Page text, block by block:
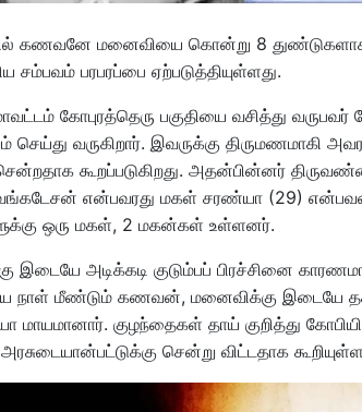
கணவனே மனைவியை கொன்று 8 துண்டுகளாக
சம்பவம் பரபரப்பை ஏற்படுத்தியுள்ளது.
கோபுரத்தெரு பகுதியை வசித்து
வருகிறார். இவருக்கு திருமணமாகி
சென்றதாக கூறப்படுகிறது. அதன்பின்னர்
என்பவரது மகள் சரண்யா (29)
ஒரு மகள், 2 மகன்கள் உள்ளனர்.
அடிக்கடி குடும்பப் பிரச்சினை
நாள் மீண்டும் கணவன், மனைவிக்கு இடையே
குழந்தைகள் தாய் குறித்து
சென்று விட்டதாக